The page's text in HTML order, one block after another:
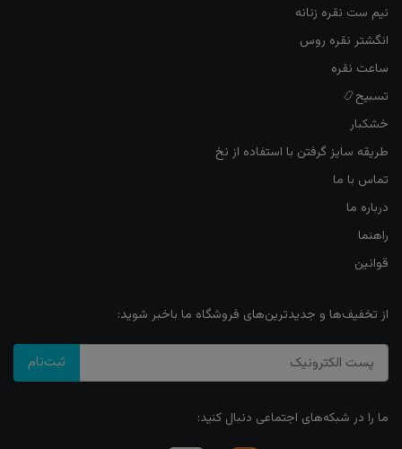
نیم ست نقره زنانه
انگشتر نقره روس
ساعت نقره
تسبیح📿
خشکبار
طریقه سایز گرفتن با استفاده از نخ
تماس با ما
درباره ما
راهنما
قوانین
از تخفیف‌ها و جدیدترین‌های فروشگاه ما باخبر شوید:
ثبت‌نام
ما را در شبکه‌های اجتماعی دنبال کنید: